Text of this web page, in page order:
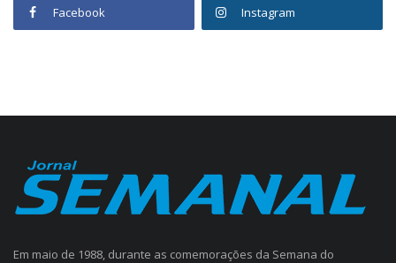
Facebook Instagram
Em maio de 1988, durante as comemorações da Semana do